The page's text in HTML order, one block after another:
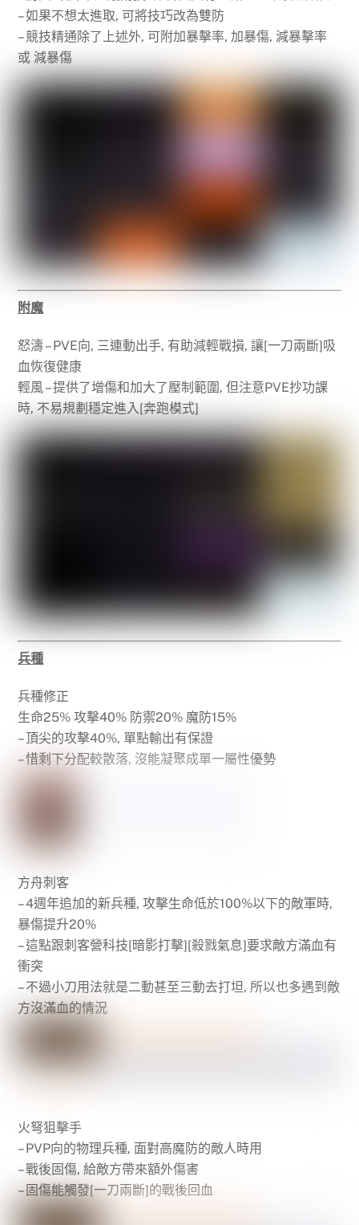
– 如果不想太進取, 可將技巧改為雙防
– 競技精通除了上述外, 可附加暴擊率, 加暴傷, 減暴擊率
或 減暴傷
附魔
怒濤 – PVE向, 三連動出手, 有助減輕戰損, 讓[一刀兩斷]吸
血恢復健康
輕風 – 提供了增傷和加大了壓制範圍, 但注意PVE抄功課
時, 不易規劃穩定進入[奔跑模式]
兵種
兵種修正
生命25% 攻擊40% 防禦20% 魔防15%
– 頂尖的攻擊40%, 單點輸出有保證
– 惜剩下分配較散落, 沒能凝聚成單一屬性優勢
方舟刺客
– 4週年追加的新兵種, 攻擊生命低於100%以下的敵軍時,
暴傷提升20%
– 這點跟刺客營科技[暗影打擊][殺戮氣息]要求敵方滿血有
衝突
– 不過小刀用法就是二動甚至三動去打坦, 所以也多遇到敵
方沒滿血的情況
火弩狙擊手
– PVP向的物理兵種, 面對高魔防的敵人時用
– 戰後固傷, 給敵方帶來額外傷害
– 固傷能觸發[一刀兩斷]的戰後回血